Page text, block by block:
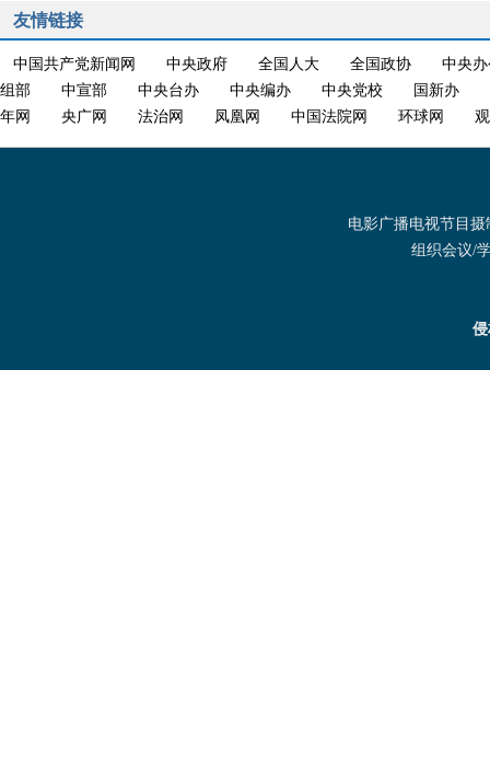
友情链接
中国共产党新闻网 中央政府 全国人大 全国政协
中央
组部
中宣部 中央台办 中央编办 中央党校
国新办
年网
央广网 法治网 凤凰网 中国法院网 环球网
电影广播电视节目摄
组织会议/